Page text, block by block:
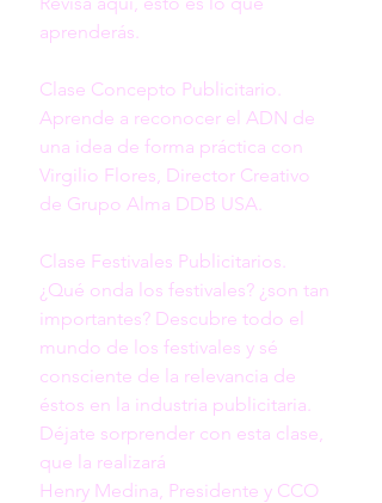
aprenderás.
Clase Concepto Publicitario.
Aprende a reconocer el ADN de
una idea de forma práctica con
Virgilio Flores, Director Creativo
de Grupo Alma DDB USA.
Clase Festivales Publicitarios.
¿Qué onda los festivales? ¿son tan
importantes? Descubre todo el
mundo de los festivales y sé
consciente de la relevancia de
éstos en la industria publicitaria.
Déjate sorprender con esta clase,
que la realizará
Henry Medina, Presidente y CCO